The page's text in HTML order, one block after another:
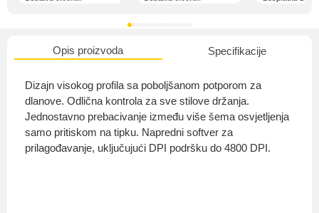
Opis proizvoda Specifikacije
Dizajn visokog profila sa poboljšanom potporom za
dlanove. Odlična kontrola za sve stilove držanja.
Jednostavno prebacivanje između više šema osvjetljenja
samo pritiskom na tipku. Napredni softver za
prilagođavanje, uključujući DPI podršku do 4800 DPI.
O nama
Privatnost kupca